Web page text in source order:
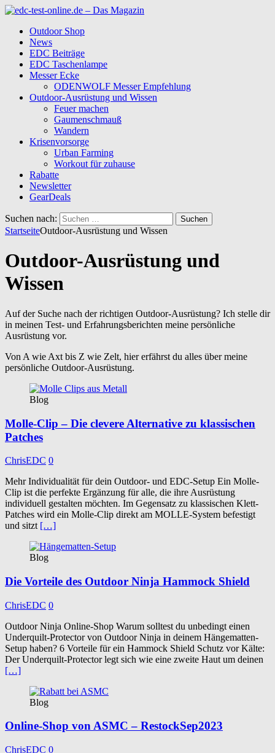
Outdoor Shop
News
EDC Beiträge
EDC Taschenlampe
Messer Ecke
ODENWOLF Messer Empfehlung
Outdoor-Ausrüstung und Wissen
Feuer machen
Gaumenschmauß
Wandern
Krisenvorsorge
Urban Farming
Workout für zuhause
Rabatte
Newsletter
GearDeals
Suchen nach:
StartseiteOutdoor-Ausrüstung und Wissen
Outdoor-Ausrüstung und
Wissen
Auf der Suche nach der richtigen Outdoor-Ausrüstung? Ich stelle dir
in meinen Test- und Erfahrungsberichten meine persönliche
Ausrüstung vor.
Von A wie Axt bis Z wie Zelt, hier erfährst du alles über meine
persönliche Outdoor-Ausrüstung.
Blog
Molle-Clip – Die clevere Alternative zu klassischen
Patches
ChrisEDC 0
Mehr Individualität für dein Outdoor- und EDC-Setup Ein Molle-
Clip ist die perfekte Ergänzung für alle, die ihre Ausrüstung
individuell gestalten möchten. Im Gegensatz zu klassischen Klett-
Patches wird ein Molle-Clip direkt am MOLLE-System befestigt
und sitzt […]
Blog
Die Vorteile des Outdoor Ninja Hammock Shield
ChrisEDC 0
Outdoor Ninja Online-Shop Warum solltest du unbedingt einen
Underquilt-Protector von Outdoor Ninja in deinem Hängematten-
Setup haben? 6 Vorteile für ein Hammock Shield Schutz vor Kälte:
Der Underquilt-Protector legt sich wie eine zweite Haut um deinen
[…]
Blog
Online-Shop von ASMC – RestockSep2023
ChrisEDC 0